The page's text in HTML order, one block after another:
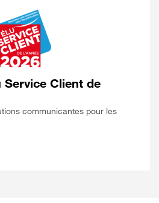
Service Client de
communicantes pour les